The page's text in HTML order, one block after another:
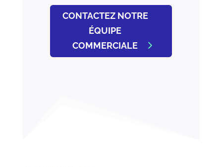
CONTACTEZ NOTRE
ÉQUIPE
COMMERCIALE